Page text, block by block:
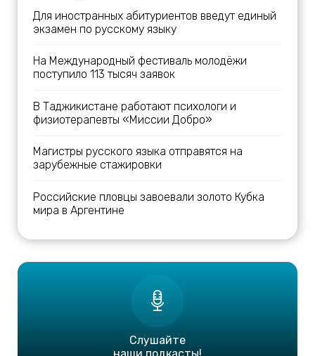
Для иностранных абитуриентов введут единый
экзамен по русскому языку
На Международный фестиваль молодёжи
поступило 113 тысяч заявок
В Таджикистане работают психологи и
физиотерапевты «Миссии Добро»
Магистры русского языка отправятся на
зарубежные стажировки
Российские пловцы завоевали золото Кубка
мира в Аргентине
Слушайте